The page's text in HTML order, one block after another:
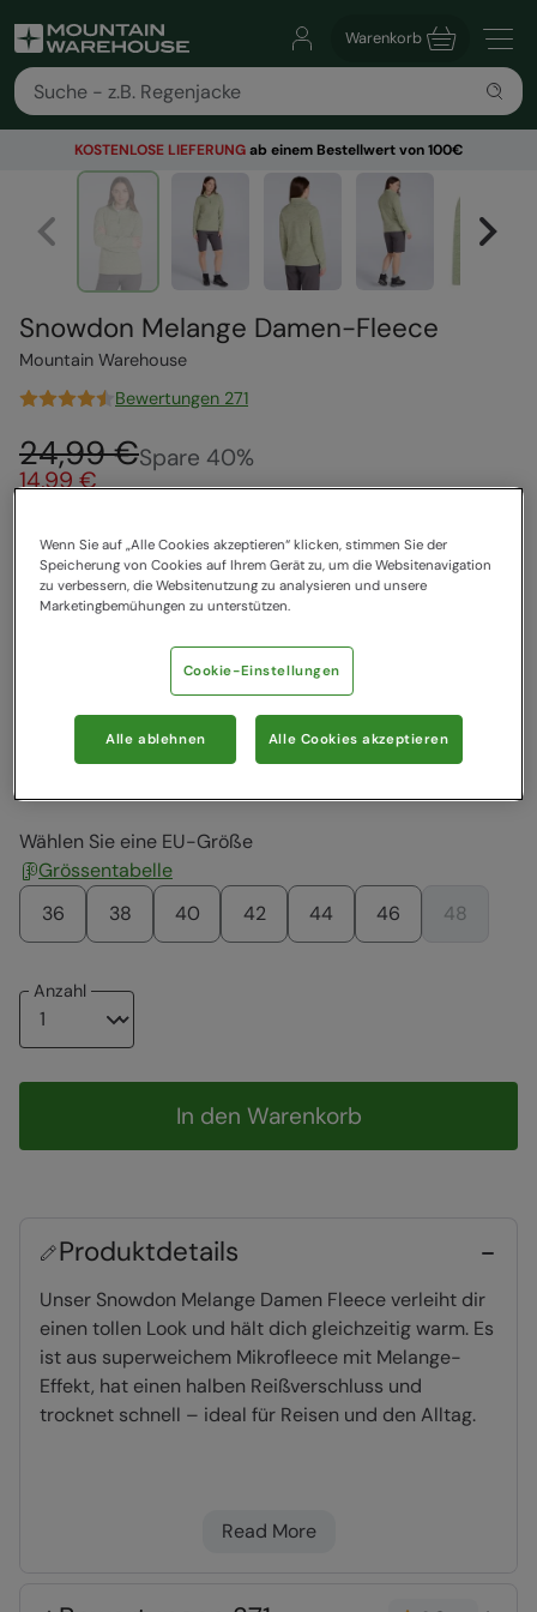
Warenkorb
KOSTENLOSE LIEFERUNGab einem Bestellwert von 100€
Snowdon Melange Damen-Fleece
Mountain Warehouse
Bewertungen 271
24,99 €Spare 40%
14,99 €
14,99 € 19,99 € 19,99 € 19,99 €
19,99 € 19,99 € 19,99 €
Wählen Sie eine EU-Größe
Grössentabelle
36
38 40 42 44 46 48
Anzahl
In den Warenkorb
Produktdetails
Unser Snowdon Melange Damen Fleece verleiht dir
einen tollen Look und hält dich gleichzeitig warm. Es
ist aus superweichem Mikrofleece mit Melange-
Effekt, hat einen halben Reißverschluss und
trocknet schnell – ideal für Reisen und den Alltag.
Belüftung und für einen vielseitigen Look
eine hohe Wärmeisolierung bei geringem
Read More
Wenn Sie auf „Alle Cookies akzeptieren“ klicken, stimmen Sie der
Speicherung von Cookies auf Ihrem Gerät zu, um die Websitenavigation
zu verbessern, die Websitenutzung zu analysieren und unsere
Marketingbemühungen zu unterstützen.
Cookie-Einstellungen
Alle ablehnen Alle Cookies akzeptieren